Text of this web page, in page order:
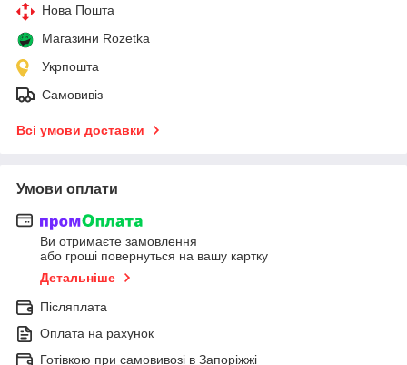
Нова Пошта
Магазини Rozetka
Укрпошта
Самовивіз
Всі умови доставки
Умови оплати
Ви отримаєте замовлення
або гроші повернуться на вашу картку
Детальніше
Післяплата
Оплата на рахунок
Готівкою при самовивозі в Запоріжжі